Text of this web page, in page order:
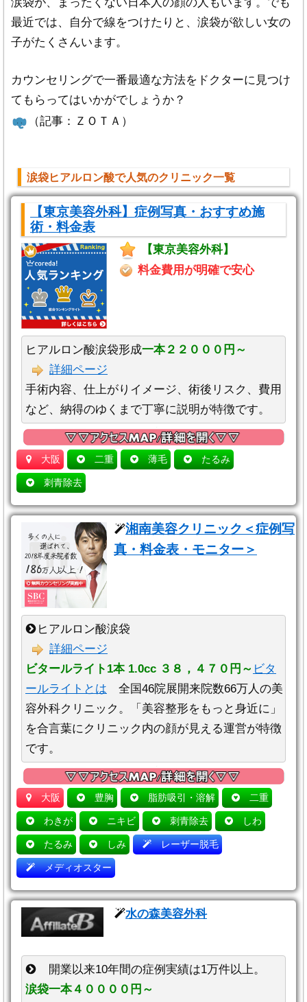
最近では、自分で線をつけたりと、涙袋が欲しい女の
子がたくさんいます。
カウンセリングで一番最適な方法をドクターに見つけ
てもらってはいかがでしょうか？
（記事：ＺＯＴＡ）
涙袋ヒアルロン酸で人気のクリニック一覧
【東京美容外科】症例写真・おすすめ施
術・料金表
【東京美容外科】
料金費用が明確で安心
ヒアルロン酸涙袋形成一本２２０００円～
詳細ページ
手術内容、仕上がりイメージ、術後リスク、費用
など、納得のゆくまで丁寧に説明が特徴です。
大阪 二重 薄毛 たるみ
刺青除去
湘南美容クリニック＜症例写
真・料金表・モニター＞
ヒアルロン酸涙袋
詳細ページ
ビタールライト1本 1.0cc ３８，４７０円～ ビタ
ールライトとは 全国46院展開来院数66万人の美
容外科クリニック。「美容整形をもっと身近に」
を合言葉にクリニック内の顔が見える運営が特徴
です。
大阪 豊胸 脂肪吸引・溶解 二重
わきが ニキビ 刺青除去 しわ
たるみ しみ レーザー脱毛
メディオスター
水の森美容外科
開業以来10年間の症例実績は1万件以上。
涙袋一本４００００円～